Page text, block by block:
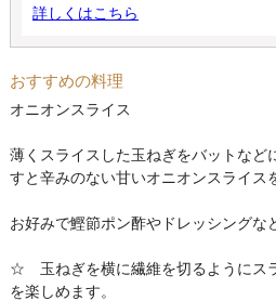
詳しくはこちら
おすすめの料理
オニオンスライス
薄くスライスした玉ねぎをバットなど
すと辛みのない甘いオニオンスライス
お好みで鰹節ポン酢やドレッシングな
☆ 玉ねぎを横に繊維を切るようにス
を楽しめます。